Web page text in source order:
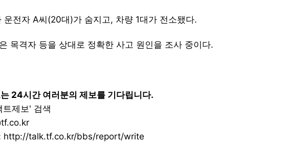
운전자 A씨(20대)가 숨지고, 차량 1대가 전소됐다.
목격자 등을 상대로 정확한 사고 원인을 조사 중이다.
24시간 여러분의 제보를 기다립니다.
제보' 검색
http://talk.tf.co.kr/bbs/report/write